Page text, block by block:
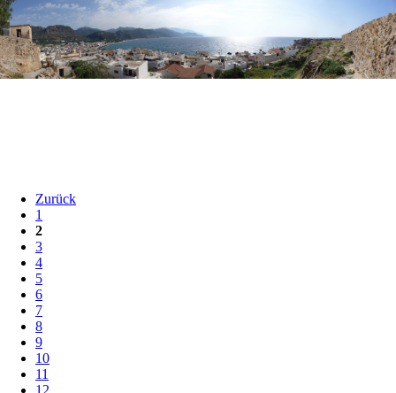
Zurück
1
2
3
4
5
6
7
8
9
10
11
12